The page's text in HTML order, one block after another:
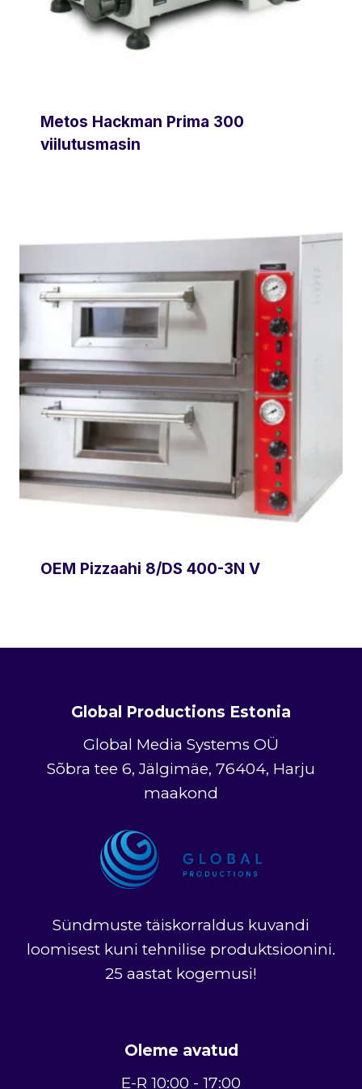
Metos Hackman Prima 300
viilutusmasin
OEM Pizzaahi 8/DS 400-3N V
Global Productions Estonia
Global Media Systems OÜ
Sõbra tee 6, Jälgimäe, 76404, Harju
maakond
Sündmuste täiskorraldus kuvandi
loomisest kuni tehnilise produktsioonini.
25 aastat kogemusi!
Oleme avatud
E-R 10:00 - 17:00